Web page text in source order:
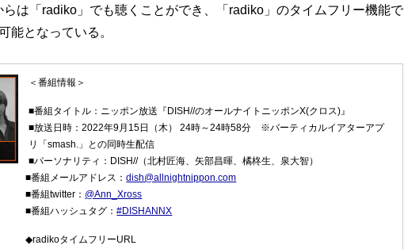
は「radiko」でも聴くことができ、「radiko」のタイムフリー機能で
能となっている。
＜番組情報＞
■番組タイトル：ニッポン放送『DISH//のオールナイトニッポンX(クロス)』
■放送日時：2022年9月15日（木） 24時～24時58分 ※バーティカルイアターアプ
リ「smash.」との同時生配信
■パーソナリティ：DISH//（北村匠海、矢部昌暉、橘柊生、泉大智）
■番組メールアドレス：dish@allnightnippon.com
■番組twitter： @Ann_Xross
■番組ハッシュタグ：#DISHANNX
◆radikoタイムフリーURL